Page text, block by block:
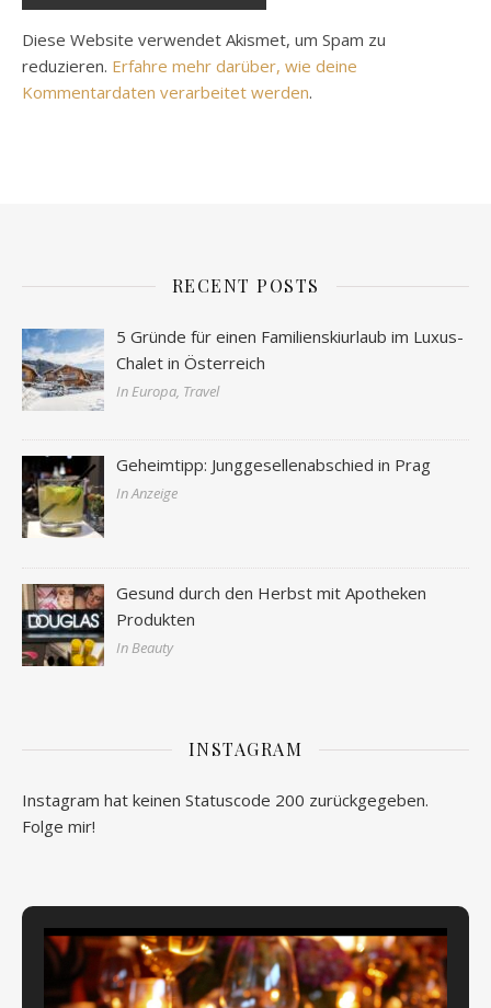
Diese Website verwendet Akismet, um Spam zu
reduzieren. Erfahre mehr darüber, wie deine
Kommentardaten verarbeitet werden.
RECENT POSTS
5 Gründe für einen Familienskiurlaub im Luxus-
Chalet in Österreich
In Europa, Travel
Geheimtipp: Junggesellenabschied in Prag
In Anzeige
Gesund durch den Herbst mit Apotheken
Produkten
In Beauty
INSTAGRAM
Instagram hat keinen Statuscode 200 zurückgegeben.
Folge mir!